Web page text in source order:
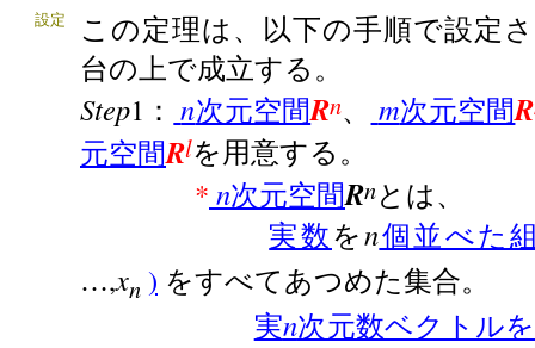
設定
この定理は、以下の手順で設定
台の上で成立する。
Step1 ： n次元空間Rn、 m次元空間R
元空間Rlを用意する。
* n次元空間Rnとは、
実数をn個並べた
…,xn ) をすべてあつめた集合。
実n次元数ベクトル